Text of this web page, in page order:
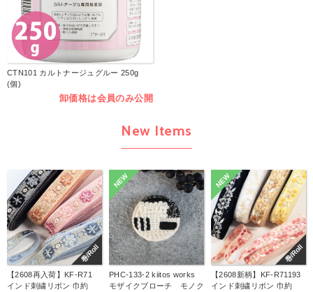
CTN101 カルトナージュグルー 250g
(個)
卸価格は会員のみ公開
New Items
巻/Roll
【2608再入荷】KF-R71
インド刺繍リボン 巾約
NEW
PHC-133-2 kiitos works
モザイクブローチ モノク
巻/Roll
NEW
【2608新柄】KF-R71193
インド刺繍リボン 巾約